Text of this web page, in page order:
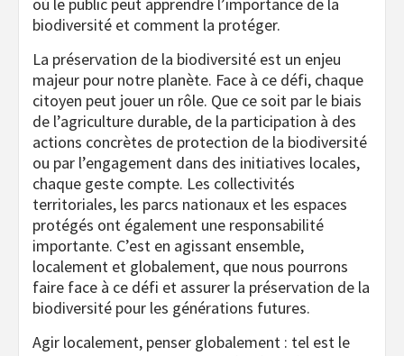
biodiversité et comment la protéger.
La préservation de la biodiversité est un enjeu
majeur pour notre planète. Face à ce défi, chaque
citoyen peut jouer un rôle. Que ce soit par le biais
de l’agriculture durable, de la participation à des
actions concrètes de protection de la biodiversité
ou par l’engagement dans des initiatives locales,
chaque geste compte. Les collectivités
territoriales, les parcs nationaux et les espaces
protégés ont également une responsabilité
importante. C’est en agissant ensemble,
localement et globalement, que nous pourrons
faire face à ce défi et assurer la préservation de la
biodiversité pour les générations futures.
Agir localement, penser globalement : tel est le